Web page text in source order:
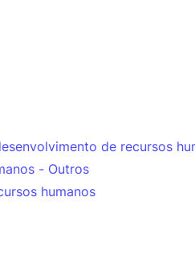
de recursos
- Outros
humanos